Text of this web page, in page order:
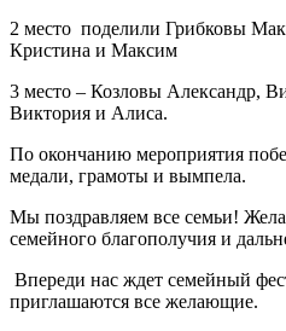
2 место поделили Грибковы
Кристина и Максим
3 место – Козловы Александр,
Виктория и Алиса.
По окончанию мероприятия
медали, грамоты и вымпела.
Мы поздравляем все семьи!
семейного благополучия и
Впереди нас ждет семейный
приглашаются все желающие.